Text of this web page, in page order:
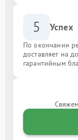
5 Успех
По окончании
доставляет на
гарантийным